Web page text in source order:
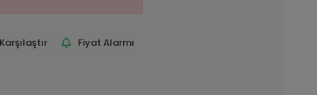
Karşılaştır
Fiyat Alarmı